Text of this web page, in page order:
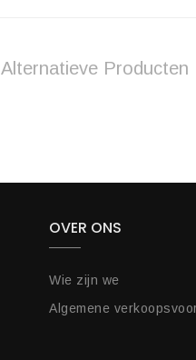
Alternatieve Producten
OVER ONS
Wie zijn we
Algemene